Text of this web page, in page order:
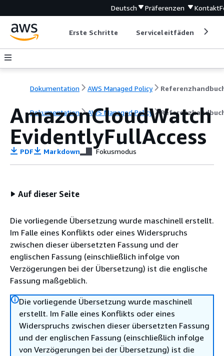
Deutsch Präferenzen Kontakt
Erste Schritte Serviceleitfäden
Dokumentation AWS Managed Policy
Dokumentation AWS Managed Policy
AmazonCloudWatch
EvidentlyFullAccess
PDF Markdown Fokusmodus
Auf dieser Seite
Die vorliegende Übersetzung wurde maschinell erstellt.
Im Falle eines Konflikts oder eines Widerspruchs
zwischen dieser übersetzten Fassung und der
englischen Fassung (einschließlich infolge von
Verzögerungen bei der Übersetzung) ist die englische
Fassung maßgeblich.
Die vorliegende Übersetzung wurde maschinell
erstellt. Im Falle eines Konflikts oder eines
Widerspruchs zwischen dieser übersetzten Fassung
und der englischen Fassung (einschließlich infolge
von Verzögerungen bei der Übersetzung) ist die